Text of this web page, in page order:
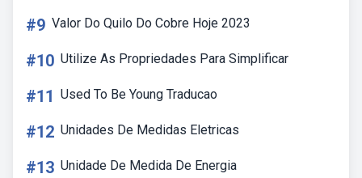
#9 Valor Do Quilo Do Cobre Hoje 2023
#10 Utilize As Propriedades Para Simplificar
#11 Used To Be Young Traducao
#12 Unidades De Medidas Eletricas
#13 Unidade De Medida De Energia